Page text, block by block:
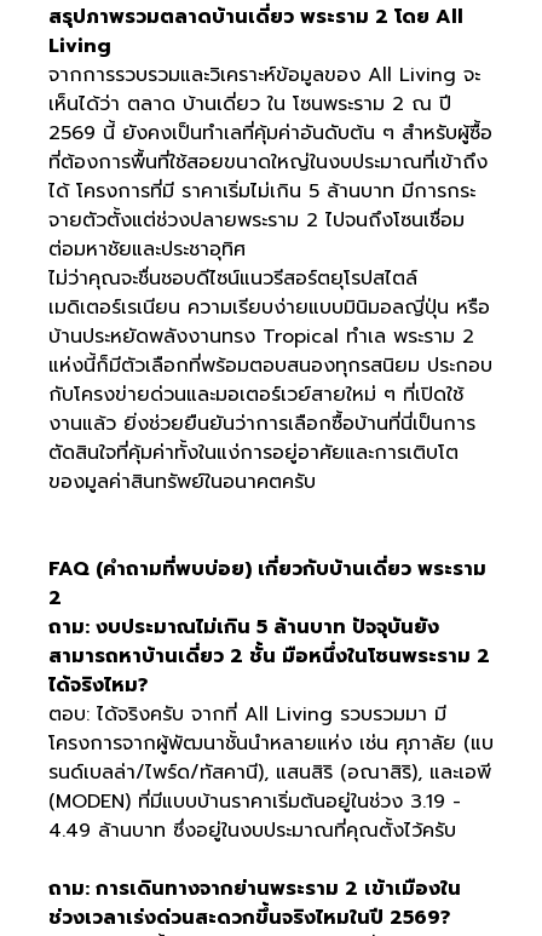
สรุปภาพรวมตลาดบ้านเดี่ยว พระราม 2 โดย All
Living
จากการรวบรวมและวิเคราะห์ข้อมูลของ All Living จะ
เห็นได้ว่า ตลาด บ้านเดี่ยว ใน โซนพระราม 2 ณ ปี
2569 นี้ ยังคงเป็นทำเลที่คุ้มค่าอันดับต้น ๆ สำหรับผู้ซื้อ
ที่ต้องการพื้นที่ใช้สอยขนาดใหญ่ในงบประมาณที่เข้าถึง
ได้ โครงการที่มี ราคาเริ่มไม่เกิน 5 ล้านบาท มีการกระ
จายตัวตั้งแต่ช่วงปลายพระราม 2 ไปจนถึงโซนเชื่อม
ต่อมหาชัยและประชาอุทิศ
ไม่ว่าคุณจะชื่นชอบดีไซน์แนวรีสอร์ตยุโรปสไตล์
เมดิเตอร์เรเนียน ความเรียบง่ายแบบมินิมอลญี่ปุ่น หรือ
บ้านประหยัดพลังงานทรง Tropical ทำเล พระราม 2
แห่งนี้ก็มีตัวเลือกที่พร้อมตอบสนองทุกรสนิยม ประกอบ
กับโครงข่ายด่วนและมอเตอร์เวย์สายใหม่ ๆ ที่เปิดใช้
งานแล้ว ยิ่งช่วยยืนยันว่าการเลือกซื้อบ้านที่นี่เป็นการ
ตัดสินใจที่คุ้มค่าทั้งในแง่การอยู่อาศัยและการเติบโต
ของมูลค่าสินทรัพย์ในอนาคตครับ
FAQ (คำถามที่พบบ่อย) เกี่ยวกับบ้านเดี่ยว พระราม
2
ถาม: งบประมาณไม่เกิน 5 ล้านบาท ปัจจุบันยัง
สามารถหาบ้านเดี่ยว 2 ชั้น มือหนึ่งในโซนพระราม 2
ได้จริงไหม?
ตอบ: ได้จริงครับ จากที่ All Living รวบรวมมา มี
โครงการจากผู้พัฒนาชั้นนำหลายแห่ง เช่น ศุภาลัย (แบ
รนด์เบลล่า/ไพร์ด/ทัสคานี), แสนสิริ (อณาสิริ), และเอพี
(MODEN) ที่มีแบบบ้านราคาเริ่มต้นอยู่ในช่วง 3.19 -
4.49 ล้านบาท ซึ่งอยู่ในงบประมาณที่คุณตั้งไว้ครับ
ถาม: การเดินทางจากย่านพระราม 2 เข้าเมืองใน
ช่วงเวลาเร่งด่วนสะดวกขึ้นจริงไหมในปี 2569?